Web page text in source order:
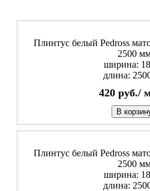
Плинтус белый Pedross
2500
ширина:
длина:
420 руб./
В
Плинтус белый Pedross
2500
ширина:
длина: